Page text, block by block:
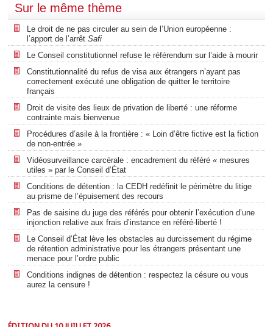
Sur le même thème
Le droit de ne pas circuler au sein de l’Union européenne :
l’apport de l’arrêt Safi
Le Conseil constitutionnel refuse le référendum sur l’aide à mourir
Constitutionnalité du refus de visa aux étrangers n’ayant pas
correctement exécuté une obligation de quitter le territoire
français
Droit de visite des lieux de privation de liberté : une réforme
contrainte mais bienvenue
Procédures d’asile à la frontière : « Loin d’être fictive est la fiction
de non-entrée »
Vidéosurveillance carcérale : encadrement du référé « mesures
utiles » par le Conseil d’État
Conditions de détention : la CEDH redéfinit le périmètre du litige
au prisme de l’épuisement des recours
Pas de saisine du juge des référés pour obtenir l’exécution d’une
injonction relative aux frais d’instance en référé-liberté !
Le Conseil d’État lève les obstacles au durcissement du régime
de rétention administrative pour les étrangers présentant une
menace pour l’ordre public
Conditions indignes de détention : respectez la césure ou vous
aurez la censure !